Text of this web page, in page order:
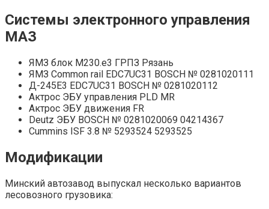
Системы электронного управления
МАЗ
ЯМЗ блок М230.е3 ГРПЗ Рязань
ЯМЗ Common rail EDC7UC31 BOSCH № 0281020111
Д-245Е3 EDC7UC31 BOSCH № 0281020112
Актрос ЭБУ управления PLD MR
Актрос ЭБУ движения FR
Deutz ЭБУ BOSCH № 0281020069 04214367
Cummins ISF 3.8 № 5293524 5293525
Модификации
Минский автозавод выпускал несколько вариантов
лесовозного грузовика: